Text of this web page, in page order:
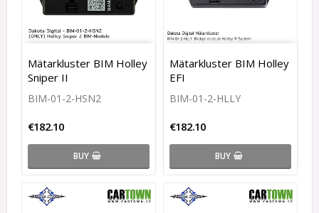
Mätarkluster BIM Holley
Sniper II
BIM-01-2-HSN2
€182.10
BUY
Mätarkluster BIM Holley
EFI
BIM-01-2-HLLY
€182.10
BUY